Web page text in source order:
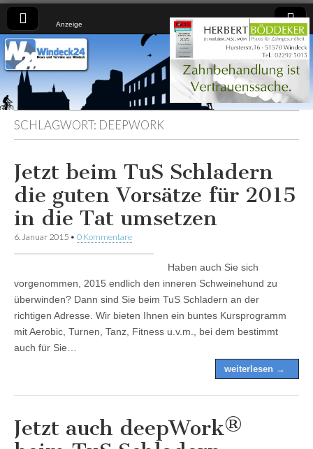
Anzeige
Windeck24
Nachrichten
aus dem
Ländchen
für das
Ländchen
SCHLAGWORT: DEEPWORK
Jetzt beim TuS Schladern
die guten Vorsätze für 2015
in die Tat umsetzen
6. Januar 2015 • 0 Kommentare
Haben auch Sie sich
vorgenommen, 2015 endlich den inneren Schweinehund zu
überwinden? Dann sind Sie beim TuS Schladern an der
richtigen Adresse. Wir bieten Ihnen ein buntes Kursprogramm
mit Aerobic, Turnen, Tanz, Fitness u.v.m., bei dem bestimmt
auch für Sie…
weiterlesen →
Jetzt auch deepWork®